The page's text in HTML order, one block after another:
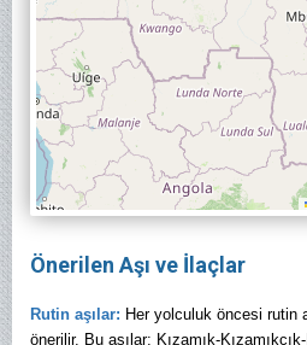
Önerilen Aşı ve İlaçlar
Rutin aşılar: Her yolculuk öncesi rutin
önerilir. Bu aşılar: Kızamık-